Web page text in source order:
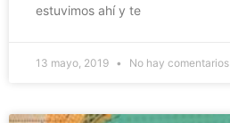
estuvimos ahí y te
13 mayo, 2019 No hay comentarios